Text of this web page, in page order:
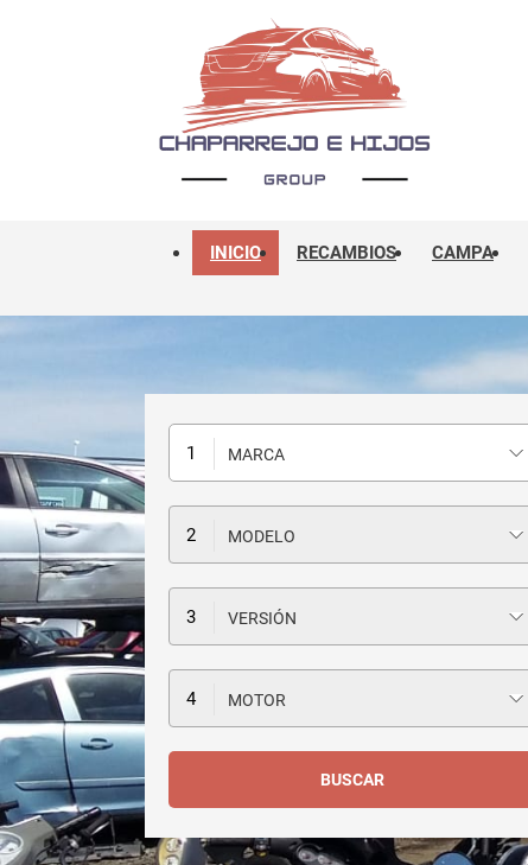
INICIO RECAMBIOS CAMPA
MARCA
MODELO
VERSIÓN
MOTOR